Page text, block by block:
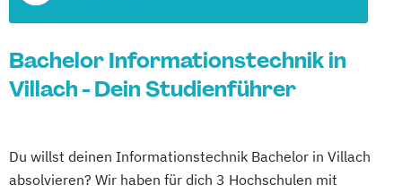
Bachelor Informationstechnik in
Villach - Dein Studienführer
Du willst deinen Informationstechnik Bachelor in Villach
absolvieren? Wir haben für dich 3 Hochschulen mit